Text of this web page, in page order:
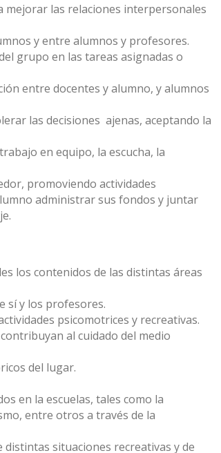
mejorar las relaciones interpersonales
y entre alumnos y profesores.
grupo en las tareas asignadas o
entre docentes y alumno, y alumnos
las decisiones ajenas, aceptando la
en equipo, la escucha, la
promoviendo actividades
administrar sus fondos y juntar
los contenidos de las distintas áreas
sí y los profesores.
psicomotrices y recreativas.
al cuidado del medio
del lugar.
en la escuelas, tales como la
entre otros a través de la
situaciones recreativas y de